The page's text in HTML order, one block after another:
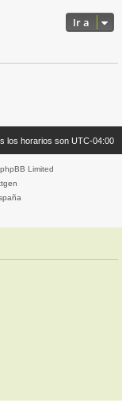
Ir a
los horarios son UTC-04:00
Limited